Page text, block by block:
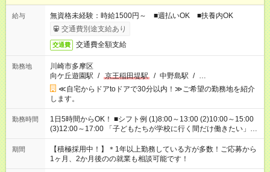
給与
無資格未経験：時給1500円～ ■週払いOK ■扶養内OK
交通費別途支給あり
交通費 交通費全額支給
勤務地
川崎市多摩区
向ケ丘遊園駅 / 京王稲田堤駅 / 中野島駅 / …
≪自宅からドアtoドアで30分以内！≫ご希望の勤務地を紹介
します。
勤務時間
1日5時間からOK！ ■シフト例 (1)8:00～13:00 (2)10:00～15:00
(3)12:00～17:00 「子どもたちが学校に行く間だけ働きたい」
「余裕を持って夕飯の準備がしたい」 「午前中は働いて、午後
はプライベートの時間にしたい」 など、ご希望を教えてくださ
いね。 ※Wワーク希望の方へ 今ご覧のお仕事で希望する勤務時
間と、もう1つのお仕事の勤務時間。 合計で週40時間を超える
期間
【積極採用中！】＊1年以上勤務している方が多数！ご応募から
1ヶ月、2か月後のの就業も相談可能です！